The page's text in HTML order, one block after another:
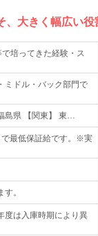
大きく幅広い役
培ってきた経験・ス
ミドル・バック部門で
島県 【関東】 東…
最低保証給です。※実
。
度は入庫時期により異